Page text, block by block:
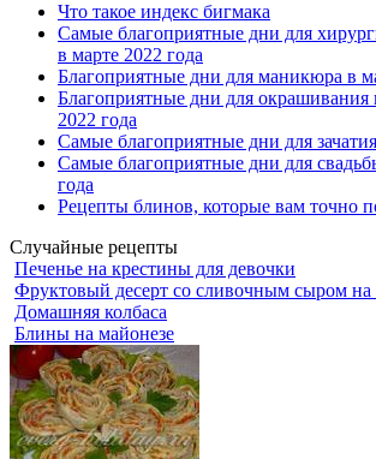
Что такое индекс бигмака
Самые благоприятные дни для
в марте 2022 года
Благоприятные дни для маникюра в
Благоприятные дни для окрашивания
2022 года
Самые благоприятные дни для
Самые благоприятные дни для
года
Рецепты блинов, которые вам точно
Случайные рецепты
Печенье на крестины для девочки
Фруктовый десерт со сливочным сыром на
Домашняя колбаса
Блины на майонезе